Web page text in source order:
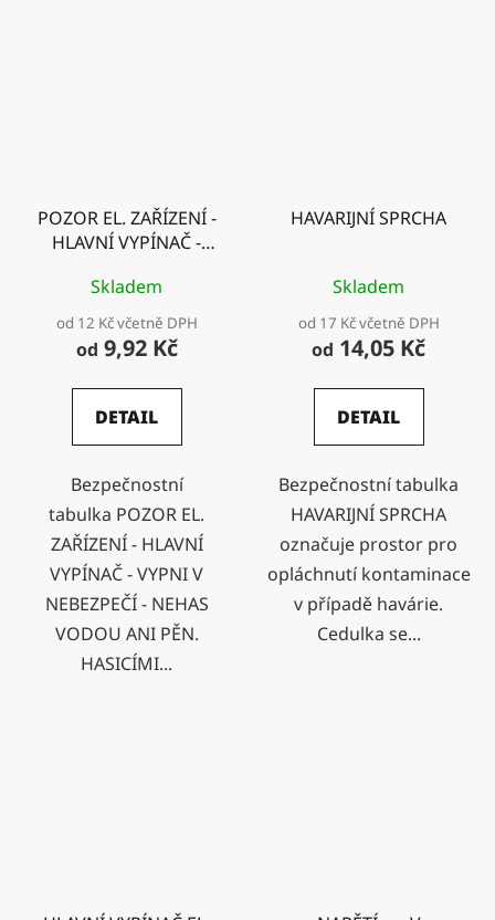
POZOR EL. ZAŘÍZENÍ -
HLAVNÍ VYPÍNAČ -
NEHAS VODOU ANI
PĚN. HASICÍMI
PŘÍSTROJI
Skladem
od 12 Kč včetně DPH
od 9,92 Kč
DETAIL
Bezpečnostní
tabulka POZOR EL.
ZAŘÍZENÍ - HLAVNÍ
VYPÍNAČ - VYPNI V
NEBEZPEČÍ - NEHAS
VODOU ANI PĚN.
HASICÍMI...
HAVARIJNÍ SPRCHA
Skladem
od 17 Kč včetně DPH
od 14,05 Kč
DETAIL
Bezpečnostní tabulka
HAVARIJNÍ SPRCHA
označuje prostor pro
opláchnutí kontaminace
v případě havárie.
Cedulka se...